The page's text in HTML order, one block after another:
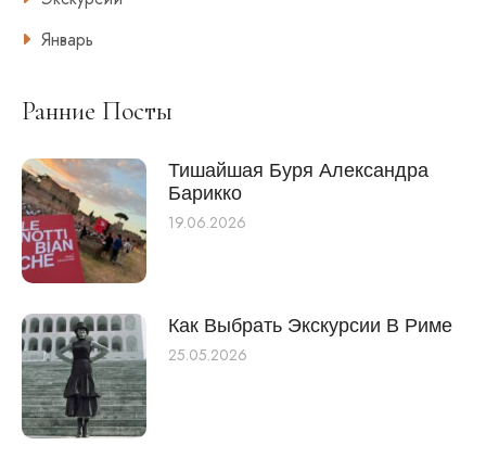
Январь
Ранние Посты
Тишайшая Буря Александра
Барикко
19.06.2026
Как Выбрать Экскурсии В Риме
25.05.2026